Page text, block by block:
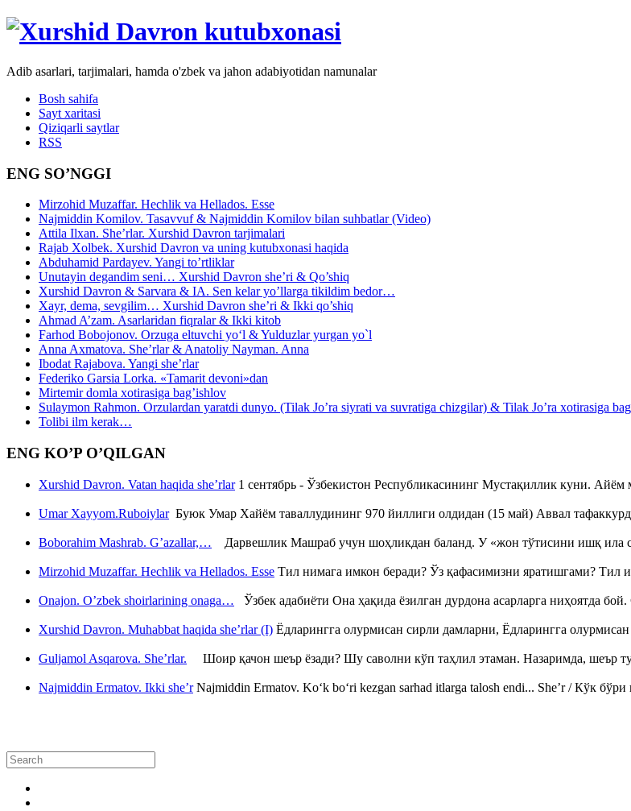
Adib asarlari, tarjimalari, hamda o'zbek va jahon adabiyotidan namunalar
Bosh sahifa
Sayt xaritasi
Qiziqarli saytlar
RSS
ENG SO’NGGI
Mirzohid Muzaffar. Hechlik va Hellados. Esse
Najmiddin Komilov. Tasavvuf & Najmiddin Komilov bilan suhbatlar (Video)
Attila Ilxan. She’rlar. Xurshid Davron tarjimalari
Rajab Xolbek. Xurshid Davron va uning kutubxonasi haqida
Abduhamid Pardayev. Yangi to’rtliklar
Unutayin degandim seni… Xurshid Davron she’ri & Qo’shiq
Xurshid Davron & Sarvara & IA. Sen kelar yo’llarga tikildim bedor…
Xayr, dema, sevgilim… Xurshid Davron she’ri & Ikki qo’shiq
Ahmad A’zam. Asarlaridan fiqralar & Ikki kitob
Farhod Bobojonov. Orzuga eltuvchi yo‘l & Yulduzlar yurgan yo`l
Anna Axmatova. She’rlar & Anatoliy Nayman. Anna
Ibodat Rajabova. Yangi she’rlar
Federiko Garsia Lorka. «Tamarit devoni»dan
Mirtemir domla xotirasiga bag’ishlov
Sulaymon Rahmon. Orzulardan yaratdi dunyo. (Tilak Jo’ra siyrati va suvratiga chizgilar) & Tilak Jo’ra xotirasiga
Tolibi ilm kerak…
ENG KO’P O’QILGAN
Xurshid Davron. Vatan haqida she’rlar1 сентябрь - Ўзбекистон Республикасининг Мустақиллик куни.
Umar Xayyom.RuboiylarБуюк Умар Хайём таваллудининг 970 йиллиги олдидан (15 май) Аввал
Boborahim Mashrab. G’azallar,… Дарвешлик Машраб учун шоҳликдан баланд. У «жон тўтисини ишқ ила
Mirzohid Muzaffar. Hechlik va Hellados. Esse Тил нимага имкон беради? Ўз қафасимизни яратишгами?
Onajon. O’zbek shoirlarining onaga… Ўзбек адабиёти Она ҳақида ёзилган дурдона асарларга ниҳоятда
Xurshid Davron. Muhabbat haqida she’rlar (I) Ёдларингга олурмисан сирли дамларни, Ёдларингга
Guljamol Asqarova. She’rlar. Шоир қачон шеър ёзади? Шу саволни кўп таҳлил этаман. Назаримда, шеър
Najmiddin Ermatov. Ikki she’rNajmiddin Ermatov. Ko‘k bo‘ri kezgan sarhad itlarga talosh endi... She’r / Кўк бўри